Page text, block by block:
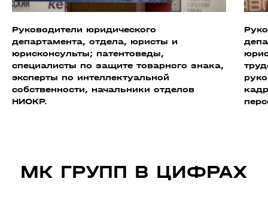
Руководители юридического
департамента, отдела, юристы и
юрисконсульты; патентоведы,
специалисты по защите товарного знака,
эксперты по интеллектуальной
собственности, начальники отделов
НИОКР.
МК ГРУПП В ЦИФРАХ